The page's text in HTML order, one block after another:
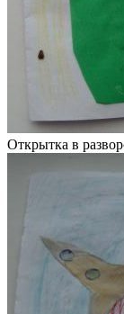
Открытка в